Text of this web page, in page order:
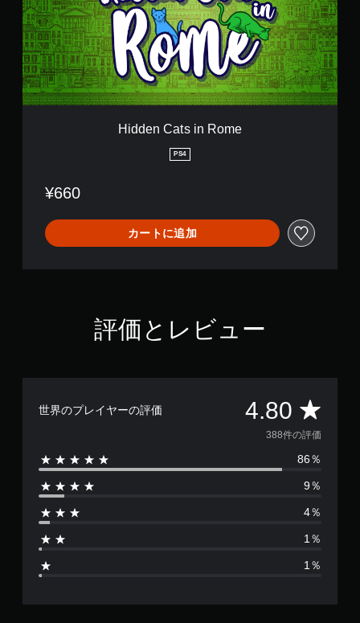
n
C
a
t
s
i
n
R
Hidden Cats in Rome
PS4
¥660
カートに追加
評価とレビュー
世界のプレイヤーの評価 4.80 評
価
数
は
8
388件の評価
86％
9％
4％
1％
1％